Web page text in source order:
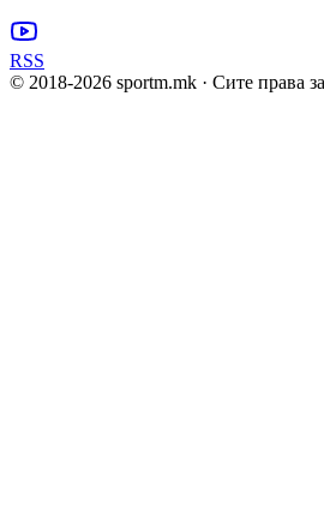
RSS
© 2018-2026 sportm.mk · Сите права